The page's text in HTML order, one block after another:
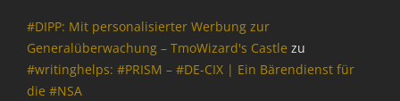
g
e
r
#DIPP: Mit personalisierter Werbung zur
Generalüberwachung – TmoWizard's Castle zu
#writinghelps: #PRISM – #DE-CIX | Ein Bärendienst für
die #NSA